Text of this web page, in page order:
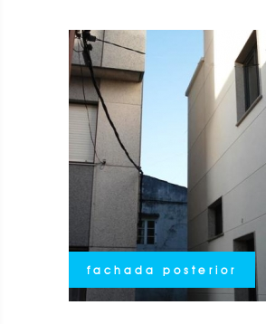
fachada posterior